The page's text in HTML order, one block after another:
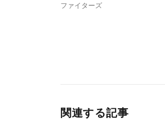
ファイターズ
関連する記事